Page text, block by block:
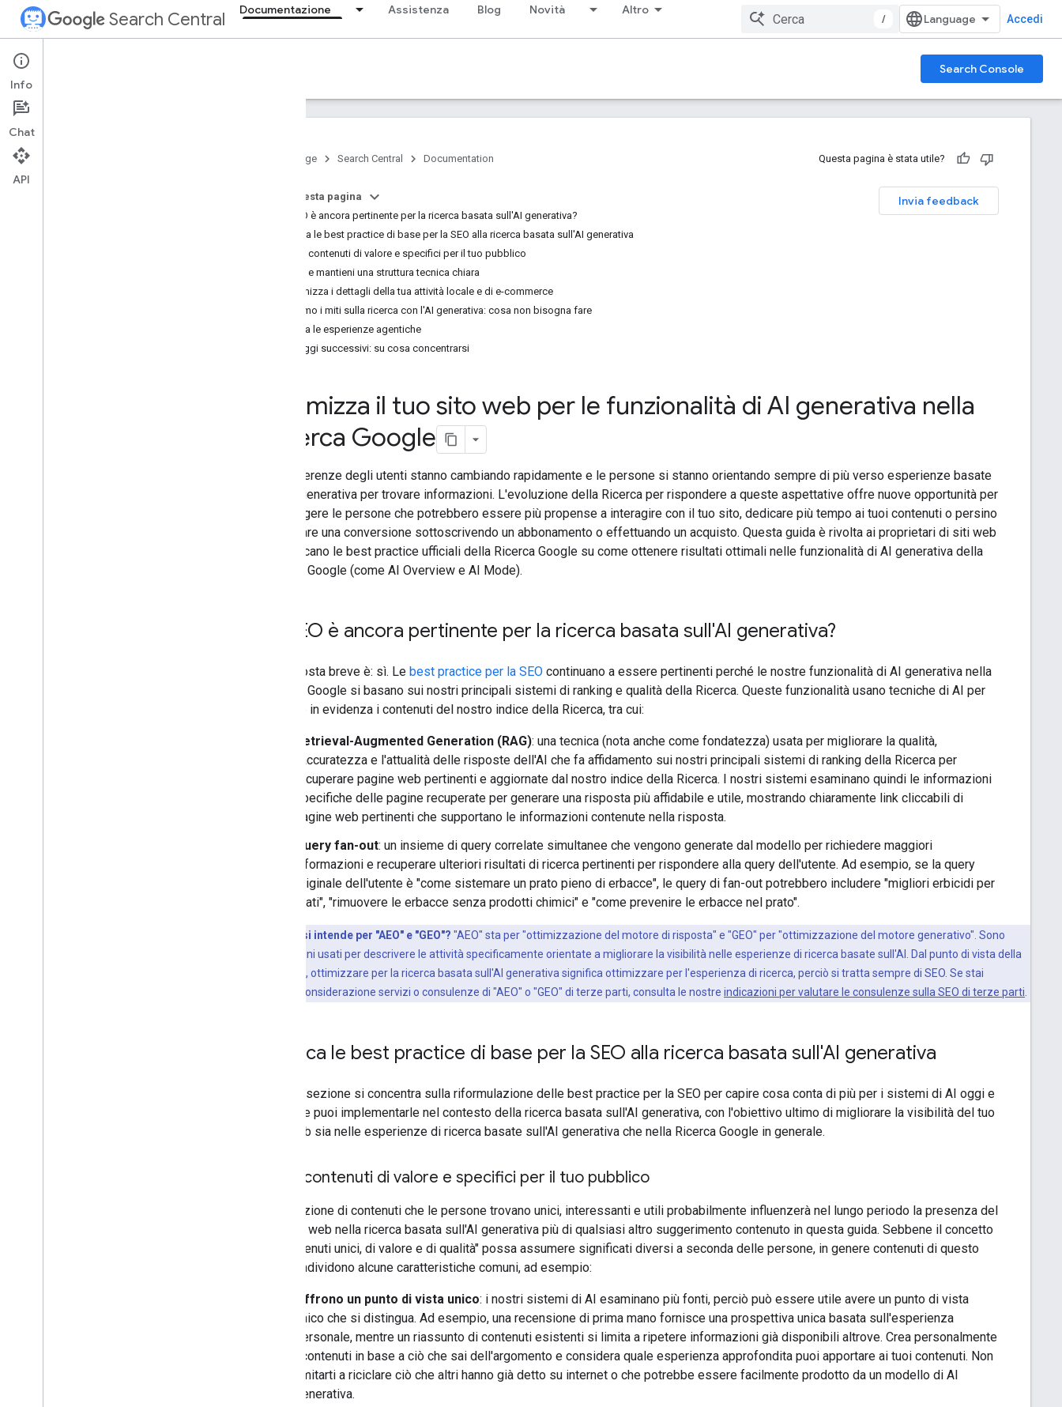
Search Central Documentazione Assistenza Blog Novità Altro
/ Accedi
Documentation Search Console
Concetti fondamentali della SEO
Home page Search Central Documentation Questa pagina è stata utile?
Invia feedback
Su questa pagina
La SEO è ancora pertinente per la ricerca basata sull'AI generativa?
Applica le best practice di base per la SEO alla ricerca basata sull'AI generativa
Crea contenuti di valore e specifici per il tuo pubblico
Crea e mantieni una struttura tecnica chiara
Ottimizza i dettagli della tua attività locale e di e-commerce
Sfatiamo i miti sulla ricerca con l'AI generativa: cosa non bisogna fare
Esplora le esperienze agentiche
Passaggi successivi: su cosa concentrarsi
Ottimizza il tuo sito web per le funzionalità di AI generativa nella
Ricerca Google
Le preferenze degli utenti stanno cambiando rapidamente e le persone si stanno orientando sempre di più verso esperienze basate
sull'AI generativa per trovare informazioni. L'evoluzione della Ricerca per rispondere a queste aspettative offre nuove opportunità per
raggiungere le persone che potrebbero essere più propense a interagire con il tuo sito, dedicare più tempo ai tuoi contenuti o persino
effettuare una conversione sottoscrivendo un abbonamento o effettuando un acquisto. Questa guida è rivolta ai proprietari di siti web
che cercano le best practice ufficiali della Ricerca Google su come ottenere risultati ottimali nelle funzionalità di AI generativa della
Ricerca Google (come AI Overview e AI Mode).
La SEO è ancora pertinente per la ricerca basata sull'AI generativa?
La risposta breve è: sì. Le best practice per la SEO continuano a essere pertinenti perché le nostre funzionalità di AI generativa nella
Ricerca Google si basano sui nostri principali sistemi di ranking e qualità della Ricerca. Queste funzionalità usano tecniche di AI per
mettere in evidenza i contenuti del nostro indice della Ricerca, tra cui:
Retrieval-Augmented Generation (RAG): una tecnica (nota anche come fondatezza) usata per migliorare la qualità,
l'accuratezza e l'attualità delle risposte dell'AI che fa affidamento sui nostri principali sistemi di ranking della Ricerca per
recuperare pagine web pertinenti e aggiornate dal nostro indice della Ricerca. I nostri sistemi esaminano quindi le informazioni
specifiche delle pagine recuperate per generare una risposta più affidabile e utile, mostrando chiaramente link cliccabili di
pagine web pertinenti che supportano le informazioni contenute nella risposta.
Query fan-out: un insieme di query correlate simultanee che vengono generate dal modello per richiedere maggiori
informazioni e recuperare ulteriori risultati di ricerca pertinenti per rispondere alla query dell'utente. Ad esempio, se la query
originale dell'utente è "come sistemare un prato pieno di erbacce", le query di fan-out potrebbero includere "migliori erbicidi per
prati", "rimuovere le erbacce senza prodotti chimici" e "come prevenire le erbacce nel prato".
Che cosa si intende per "AEO" e "GEO"? "AEO" sta per "ottimizzazione del motore di risposta" e "GEO" per "ottimizzazione del motore generativo". Sono
entrambi termini usati per descrivere le attività specificamente orientate a migliorare la visibilità nelle esperienze di ricerca basate sull'AI. Dal punto di vista della
Ricerca Google, ottimizzare per la ricerca basata sull'AI generativa significa ottimizzare per l'esperienza di ricerca, perciò si tratta sempre di SEO. Se stai
prendendo in considerazione servizi o consulenze di "AEO" o "GEO" di terze parti, consulta le nostre indicazioni per valutare le consulenze sulla SEO di terze parti
Applica le best practice di base per la SEO alla ricerca basata sull'AI generativa
Questa sezione si concentra sulla riformulazione delle best practice per la SEO per capire cosa conta di più per i sistemi di AI oggi e
su come puoi implementarle nel contesto della ricerca basata sull'AI generativa, con l'obiettivo ultimo di migliorare la visibilità del tuo
sito web sia nelle esperienze di ricerca basate sull'AI generativa che nella Ricerca Google in generale.
Crea contenuti di valore e specifici per il tuo pubblico
La creazione di contenuti che le persone trovano unici, interessanti e utili probabilmente influenzerà nel lungo periodo la presenza del
tuo sito web nella ricerca basata sull'AI generativa più di qualsiasi altro suggerimento contenuto in questa guida. Sebbene il concetto
di "contenuti unici, di valore e di qualità" possa assumere significati diversi a seconda delle persone, in genere contenuti di questo
tipo condividono alcune caratteristiche comuni, ad esempio:
Offrono un punto di vista unico: i nostri sistemi di AI esaminano più fonti, perciò può essere utile avere un punto di vista
unico che si distingua. Ad esempio, una recensione di prima mano fornisce una prospettiva unica basata sull'esperienza
personale, mentre un riassunto di contenuti esistenti si limita a ripetere informazioni già disponibili altrove. Crea personalmente
i contenuti in base a ciò che sai dell'argomento e considera quale esperienza approfondita puoi apportare ai tuoi contenuti. Non
limitarti a riciclare ciò che altri hanno già detto su internet o che potrebbe essere facilmente prodotto da un modello di AI
generativa.
Info
Chat
API